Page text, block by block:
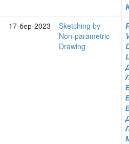
17-бер-2023
Sketching by
Non-parametric
Drawing